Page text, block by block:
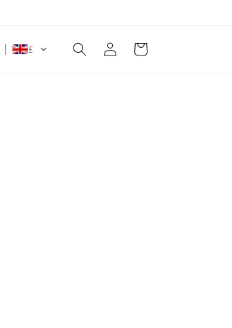
£ Rapport Panier